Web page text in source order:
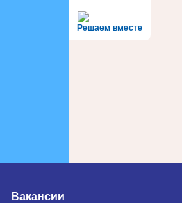
Решаем вместе
Вакансии